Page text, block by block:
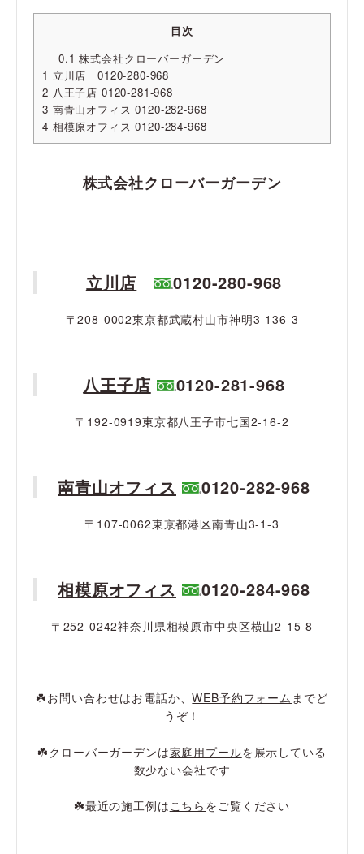
目次
0.1 株式会社クローバーガーデン
1 立川店 0120-280-968
2 八王子店 0120-281-968
3 南青山オフィス 0120-282-968
4 相模原オフィス 0120-284-968
株式会社クローバーガーデン
立川店 0120-280-968
〒208-0002東京都武蔵村山市神明3-136-3
八王子店 0120-281-968
〒192-0919東京都八王子市七国2-16-2
南青山オフィス 0120-282-968
〒107-0062東京都港区南青山3-1-3
相模原オフィス 0120-284-968
〒252-0242神奈川県相模原市中央区横山2-15-8
☘️お問い合わせはお電話か、WEB予約フォーム までど
うぞ！
☘️クローバーガーデンは家庭用プールを展示している
数少ない会社です
☘️最近の施工例はこちら をご覧ください